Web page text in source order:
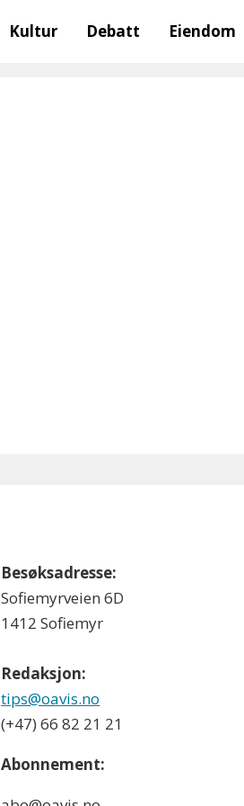
Kultur Debatt Eiendom
Besøksadresse:
Sofiemyrveien 6D
1412 Sofiemyr
Redaksjon:
tips@oavis.no
(+47) 66 82 21 21
Abonnement: